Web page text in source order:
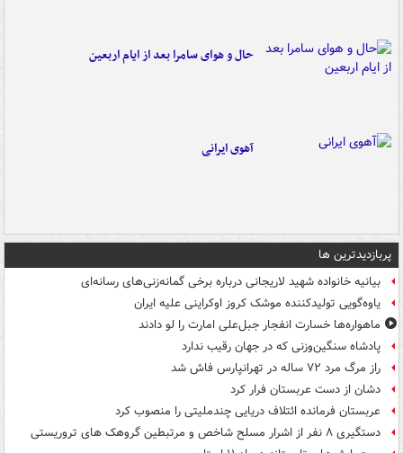
حال و هوای سامرا بعد از ایام اربعین
آهوی ایرانی
پربازدیدترین ها
بیانیه خانواده شهید لاریجانی درباره برخی گمانه‌زنی‌های رسانه‌ای
یاوه‌گویی تولیدکننده موشک کروز اوکراینی علیه ایران
ماهواره‌ها خسارت انفجار جبل‌علی امارت را لو دادند
پادشاه سنگین‌وزنی که در جهان رقیب ندارد
راز مرگ مرد ۷۲ ساله در تهرانپارس فاش شد
دشان از دست عربستان فرار کرد
عربستان فرمانده ائتلاف دریایی چندملیتی را منصوب کرد
دستگیری ۸ نفر از اشرار مسلح شاخص و مرتبطین گروهک های تروریستی